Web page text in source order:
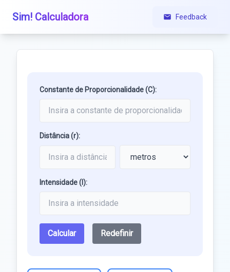
Sim! Calculadora Feedback
Constante de Proporcionalidade (C):
Distância (r):
Intensidade (I):
Calcular Redefinir